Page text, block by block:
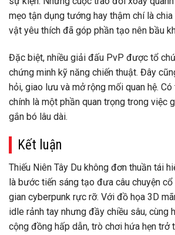
mẹo tận dụng tướng hay thậm chí là chia
vật yêu thích đã góp phần tạo nên bầu
Đặc biệt, nhiều giải đấu PvP được tổ
chứng minh kỹ năng chiến thuật. Đây
hỏi, giao lưu và mở rộng mối quan hệ.
chính là một phần quan trọng trong việc
gắn bó lâu dài.
Kết luận
Thiếu Niên Tây Du không đơn thuần tái
là bước tiến sáng tạo đưa câu chuyện
gian cyberpunk rực rỡ. Với đồ họa 3D
idle rảnh tay nhưng đầy chiều sâu, cùng
cộng đồng hấp dẫn, trò chơi hứa hẹn trở